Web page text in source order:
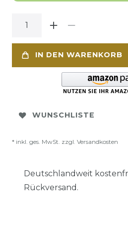
IN DEN WARENKORB
WUNSCHLISTE
* inkl. ges. MwSt. zzgl. Versandkosten
Deutschlandweit
Rückversand.